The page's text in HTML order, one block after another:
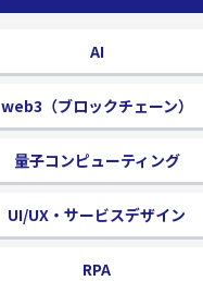
開
AI
web3（ブロックチェーン）
量子コンピューティング
UI/UX・サービスデザイン
RPA